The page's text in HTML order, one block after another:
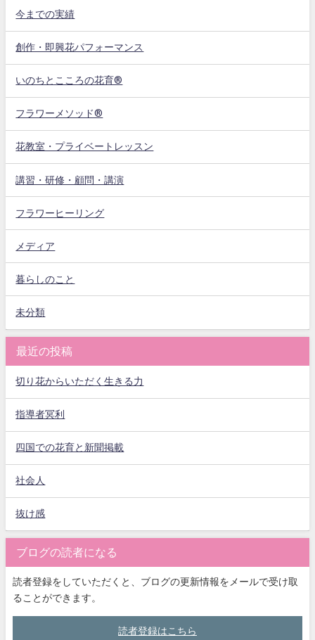
今までの実績
創作・即興花パフォーマンス
いのちとこころの花育®
フラワーメソッド®
花教室・プライベートレッスン
講習・研修・顧問・講演
フラワーヒーリング
メディア
暮らしのこと
未分類
最近の投稿
切り花からいただく生きる力
指導者冥利
四国での花育と新聞掲載
社会人
抜け感
ブログの読者になる
読者登録をしていただくと、ブログの更新情報をメールで受け取
ることができます。
読者登録はこちら